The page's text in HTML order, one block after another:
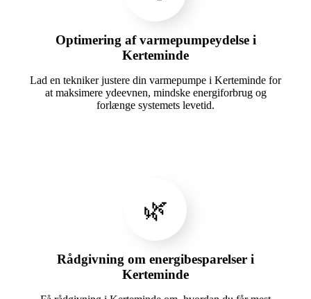
Optimering af varmepumpeydelse i
Kerteminde
Lad en tekniker justere din varmepumpe i Kerteminde for
at maksimere ydeevnen, mindske energiforbrug og
forlænge systemets levetid.
🌿
Rådgivning om energibesparelser i
Kerteminde